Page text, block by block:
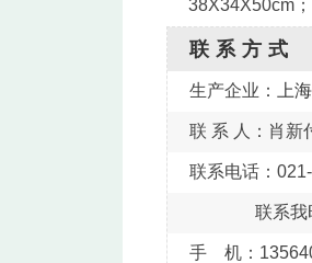
38X34X50cm
联系方式
生产企业： 上
联 系 人：肖新
联系电话：
联系我
手 机：